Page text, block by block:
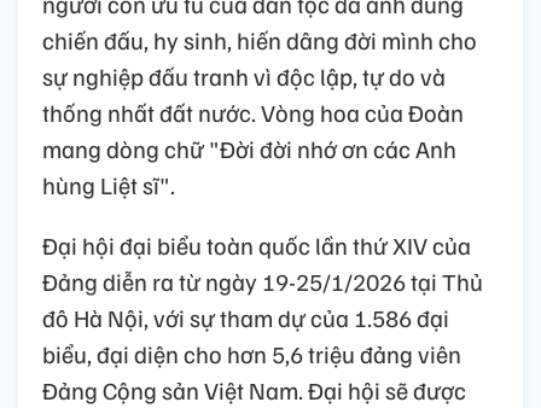
chiến đấu, hy sinh, hiến dâng đời mình cho
sự nghiệp đấu tranh vì độc lập, tự do và
thống nhất đất nước. Vòng hoa của Đoàn
mang dòng chữ "Đời đời nhớ ơn các Anh
hùng Liệt sĩ".
Đại hội đại biểu toàn quốc lần thứ XIV của
Đảng diễn ra từ ngày 19-25/1/2026 tại Thủ
đô Hà Nội, với sự tham dự của 1.586 đại
biểu, đại diện cho hơn 5,6 triệu đảng viên
Đảng Cộng sản Việt Nam. Đại hội sẽ được